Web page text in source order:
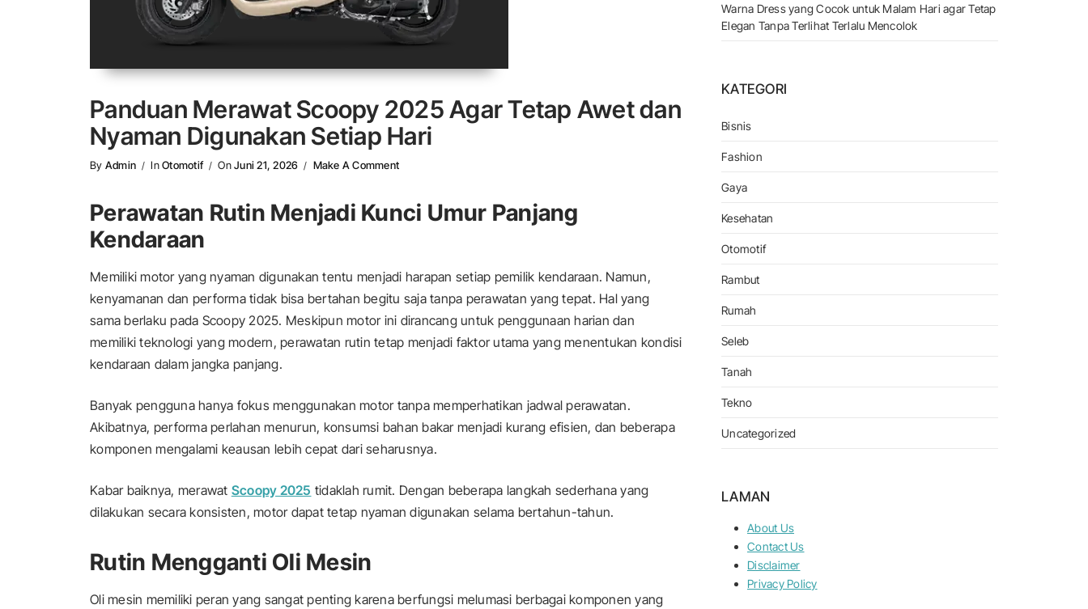
Panduan Merawat Scoopy 2025 Agar Tetap Awet dan
Nyaman Digunakan Setiap Hari
By Admin InOtomotif OnJuni 21, 2026 Make A CommentOn Panduan Merawat Scoopy 2025 Agar Tetap Awet Dan Nyaman Digunakan Setiap Hari
Perawatan Rutin Menjadi Kunci Umur Panjang
Kendaraan
Memiliki motor yang nyaman digunakan tentu menjadi harapan setiap pemilik kendaraan. Namun,
kenyamanan dan performa tidak bisa bertahan begitu saja tanpa perawatan yang tepat. Hal yang
sama berlaku pada Scoopy 2025. Meskipun motor ini dirancang untuk penggunaan harian dan
memiliki teknologi yang modern, perawatan rutin tetap menjadi faktor utama yang menentukan kondisi
kendaraan dalam jangka panjang.
Banyak pengguna hanya fokus menggunakan motor tanpa memperhatikan jadwal perawatan.
Akibatnya, performa perlahan menurun, konsumsi bahan bakar menjadi kurang efisien, dan beberapa
komponen mengalami keausan lebih cepat dari seharusnya.
Kabar baiknya, merawat Scoopy 2025 tidaklah rumit. Dengan beberapa langkah sederhana yang
dilakukan secara konsisten, motor dapat tetap nyaman digunakan selama bertahun-tahun.
Rutin Mengganti Oli Mesin
Oli mesin memiliki peran yang sangat penting karena berfungsi melumasi berbagai komponen yang
Warna Dress yang Cocok untuk Malam Hari agar Tetap
Elegan Tanpa Terlihat Terlalu Mencolok
KATEGORI
Bisnis
Fashion
Gaya
Kesehatan
Otomotif
Rambut
Rumah
Seleb
Tanah
Tekno
Uncategorized
LAMAN
About Us
Contact Us
Disclaimer
Privacy Policy